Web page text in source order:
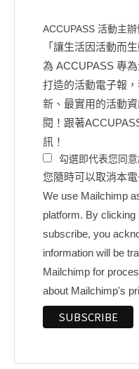
ACCUPASS 活動主辦
「讓生活因活動而
為 ACCUPASS 專
打造的活動電子報
新、最實用的活動
閱！跟著
訊！
勾選即代表您同
您隨時可以取消本電
We use Mailchimp
platform. By clicking
subscribe, you
information will be
Mailchimp for
about Mailchimp's